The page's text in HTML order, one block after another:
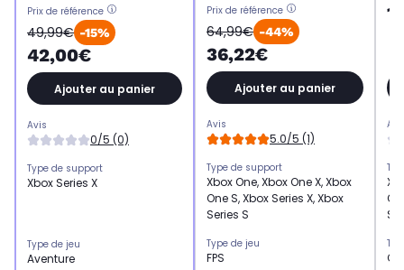
Prix de référence
49,99€ -15%
42,00€
Ajouter au panier
Avis
0/5 (0)
Type de support
Xbox Series X
Type de jeu
Aventure
Prix de référence
64,99€ -44%
36,22€
Ajouter au panier
Avis
5.0/5 (1)
Type de support
Xbox One, Xbox One X, Xbox
One S, Xbox Series X, Xbox
Series S
Type de jeu
FPS